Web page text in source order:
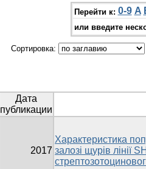
Перейти к: 0-9 A
или введите
Сортировка:
Дата
публикации
2017
Характеристика
залозі щурів лінії